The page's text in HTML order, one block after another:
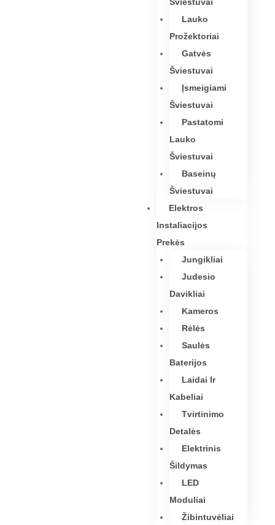
Lauko
Prožektoriai
Gatvės
Šviestuvai
Įsmeigiami
Šviestuvai
Pastatomi
Lauko
Šviestuvai
Baseinų
Šviestuvai
Elektros
Instaliacijos
Prekės
Jungikliai
Judesio
Davikliai
Kameros
Rėlės
Saulės
Baterijos
Laidai Ir
Kabeliai
Tvirtinimo
Detalės
Elektrinis
Šildymas
LED
Moduliai
Žibintuvėliai